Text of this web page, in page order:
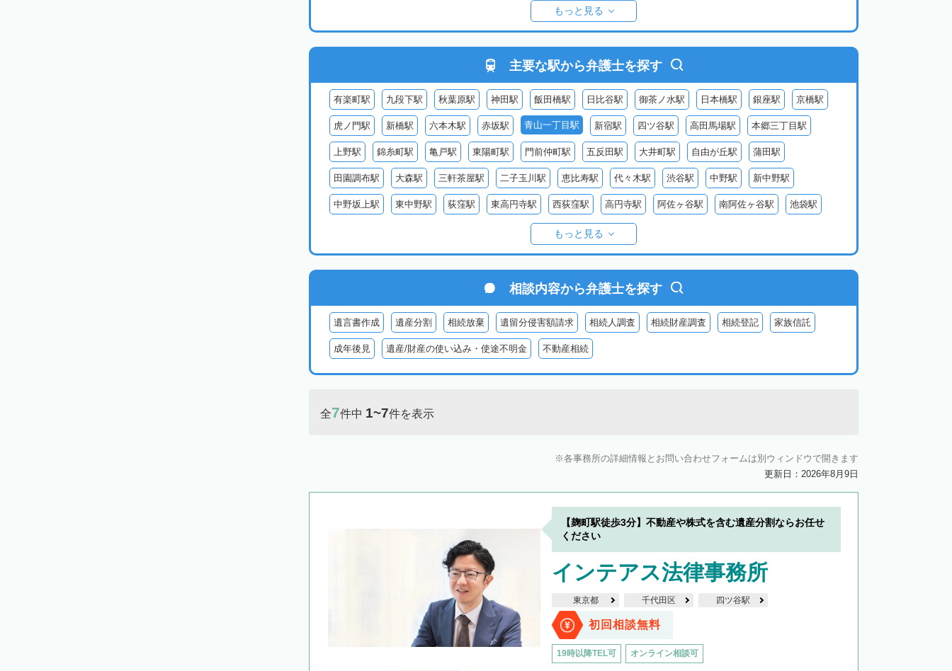
西多摩郡檜原村 伊豆大島
御蔵島 八丈島 青ヶ島 小笠原村
もっと見る
主要な駅から弁護士を探す
有楽町駅 九段下駅 秋葉原駅 神田駅 飯田橋駅 日比谷駅 御茶ノ水駅 日本橋駅 銀座駅 京橋駅
虎ノ門駅 新橋駅 六本木駅 赤坂駅 青山一丁目駅 新宿駅 四ツ谷駅 高田馬場駅 本郷三丁目駅
上野駅 錦糸町駅 亀戸駅 東陽町駅 門前仲町駅 五反田駅 大井町駅 自由が丘駅 蒲田駅
田園調布駅 大森駅 三軒茶屋駅 二子玉川駅 恵比寿駅 代々木駅 渋谷駅 中野駅 新中野駅
中野坂上駅 東中野駅 荻窪駅 東高円寺駅 西荻窪駅 高円寺駅 阿佐ヶ谷駅 南阿佐ヶ谷駅 池袋駅
石神井公園駅 大泉学園駅
西葛西駅 葛西駅 平井駅 新小岩駅 吉祥寺駅 武蔵境駅 三鷹駅 武蔵小金井駅 国分寺駅
もっと見る
相談内容から弁護士を探す
遺言書作成 遺産分割 相続放棄 遺留分侵害額請求 相続人調査 相続財産調査 相続登記 家族信託
成年後見 遺産/財産の使い込み・使途不明金 不動産相続
全7件中 1~7件を表示
各事務所の詳細情報とお問い合わせフォームは別ウィンドウで開きます
更新日：2026年8月9日
【麹町駅徒歩3分】不動産や株式を含む遺産分割ならお任せ
ください
インテアス法律事務所
東京都 千代田区 四ツ谷駅
初回相談無料
19時以降TEL可 オンライン相談可